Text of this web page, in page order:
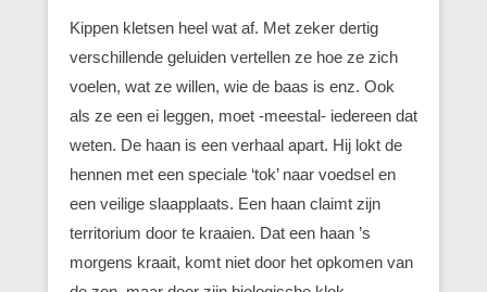
Kippen kletsen heel wat af. Met zeker dertig
verschillende geluiden vertellen ze hoe ze zich
voelen, wat ze willen, wie de baas is enz. Ook
als ze een ei leggen, moet -meestal- iedereen dat
weten. De haan is een verhaal apart. Hij lokt de
hennen met een speciale ‘tok’ naar voedsel en
een veilige slaapplaats. Een haan claimt zijn
territorium door te kraaien. Dat een haan ’s
morgens kraait, komt niet door het opkomen van